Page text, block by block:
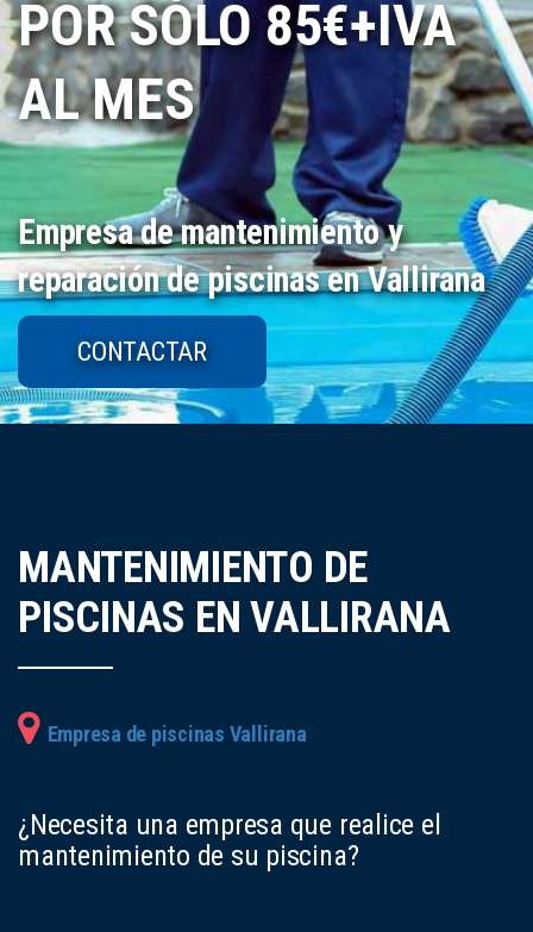
POR SÓLO 85€+IVA
AL MES
Empresa de mantenimiento y
reparación de piscinas en Vallirana
CONTACTAR
MANTENIMIENTO DE
PISCINAS EN VALLIRANA
Empresa de piscinas Vallirana
¿Necesita una empresa que realice el
mantenimiento de su piscina?